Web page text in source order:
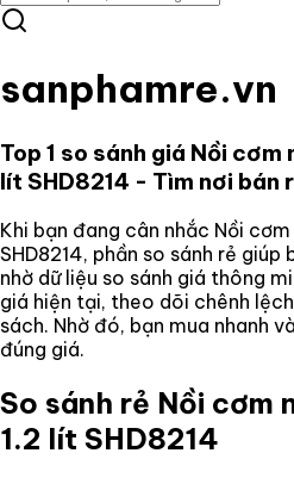
sanphamre.vn
Top 1 so sánh giá Nồi cơm
lít SHD8214 - Tìm nơi bán
Khi bạn đang cân nhắc Nồi
SHD8214, phần so sánh rẻ
nhờ dữ liệu so sánh giá thông
giá hiện tại, theo dõi chênh
sách. Nhờ đó, bạn mua nhanh
đúng giá.
So sánh rẻ Nồi cơm
1.2 lít SHD8214